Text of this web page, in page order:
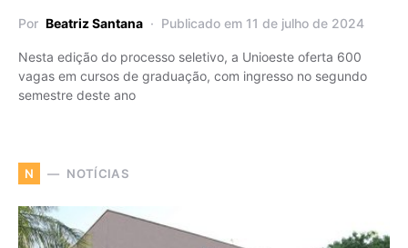
Por Beatriz Santana Publicado em 11 de julho de 2024
Nesta edição do processo seletivo, a Unioeste oferta 600
vagas em cursos de graduação, com ingresso no segundo
semestre deste ano
N NOTÍCIAS